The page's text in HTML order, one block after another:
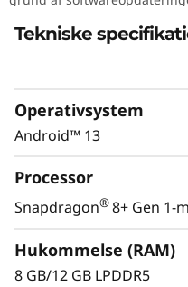
Tekniske
Operativsystem
Android™ 13
Processor
Snapdragon®8+ Gen 1-
Hukommelse (RAM)
8 GB/12 GB LPDDR5